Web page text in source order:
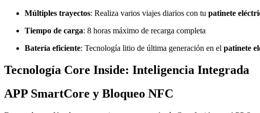
Múltiples trayectos: Realiza varios viajes diarios con tu patinete
Tiempo de carga: 8 horas máximo de recarga completa
Batería eficiente: Tecnología litio de última generación en el patinete
Tecnología Core Inside: Inteligencia Integrada
APP SmartCore y Bloqueo NFC